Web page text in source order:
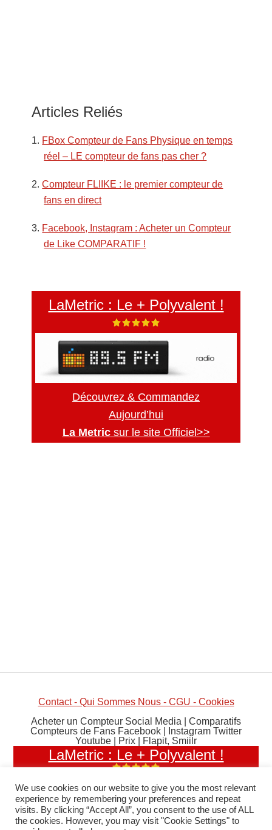
Articles Reliés
FBox Compteur de Fans Physique en temps
réel – LE compteur de fans pas cher ?
Compteur FLIIKE : le premier compteur de
fans en direct
Facebook, Instagram : Acheter un Compteur
de Like COMPARATIF !
LaMetric : Le + Polyvalent !
Découvrez & Commandez
Aujourd’hui
La Metricsur le site Officiel>>
Acheter un Compteur Social Media | Comparatifs
Compteurs de Fans Facebook | Instagram Twitter
Youtube | Prix | Flapit, Smiilr
LaMetric : Le + Polyvalent !
Découvrez & Commandez Aujourd'huiLa Metric
We use cookies on our website to give you the most relevant
experience by remembering your preferences and repeat
visits. By clicking “Accept All”, you consent to the use of ALL
the cookies. However, you may visit "Cookie Settings" to